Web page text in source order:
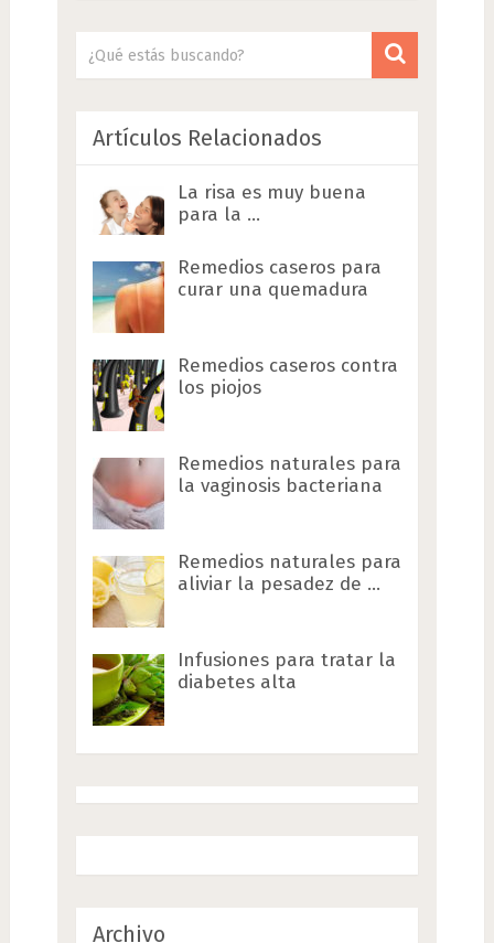
Artículos Relacionados
La risa es muy buena
para la …
Remedios caseros para
curar una quemadura
Remedios caseros contra
los piojos
Remedios naturales para
la vaginosis bacteriana
Remedios naturales para
aliviar la pesadez de …
Infusiones para tratar la
diabetes alta
Archivo